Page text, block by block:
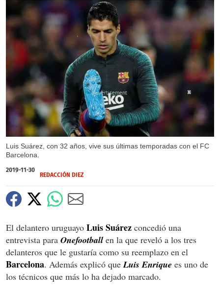
Luis Suárez, con 32 años, vive sus últimas temporadas con el FC
Barcelona.
X
X
2019-11-30
REDACCIÓN DIEZ
El delantero uruguayo Luis Suárez concedió una
entrevista para Onefootball en la que reveló a los tres
delanteros que le gustaría como su reemplazo en el
Barcelona. Además explicó queLuis Enrique es uno de
los técnicos que más lo ha dejado marcado.